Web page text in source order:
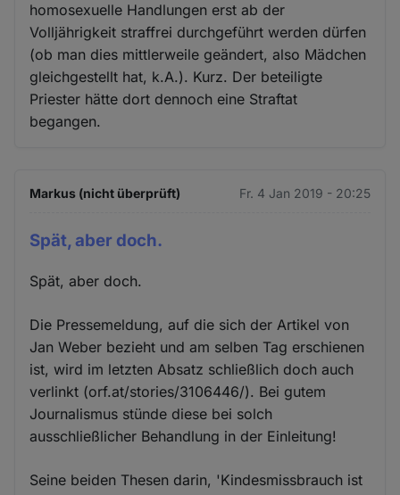
homosexuelle Handlungen erst ab der
Volljährigkeit straffrei durchgeführt werden dürfen
(ob man dies mittlerweile geändert, also Mädchen
gleichgestellt hat, k.A.). Kurz. Der beteiligte
Priester hätte dort dennoch eine Straftat
begangen.
Markus (nicht überprüft) Fr. 4 Jan 2019 - 20:25
Spät, aber doch.
Spät, aber doch.
Die Pressemeldung, auf die sich der Artikel von
Jan Weber bezieht und am selben Tag erschienen
ist, wird im letzten Absatz schließlich doch auch
verlinkt (orf.at/stories/3106446/). Bei gutem
Journalismus stünde diese bei solch
ausschließlicher Behandlung in der Einleitung!
Seine beiden Thesen darin, 'Kindesmissbrauch ist